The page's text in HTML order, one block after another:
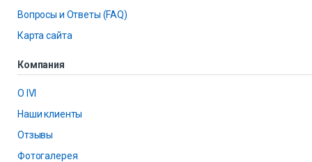
Вопросы и Ответы (FAQ)
Карта сайта
Компания
О IVI
Наши клиенты
Отзывы
Фотогалерея